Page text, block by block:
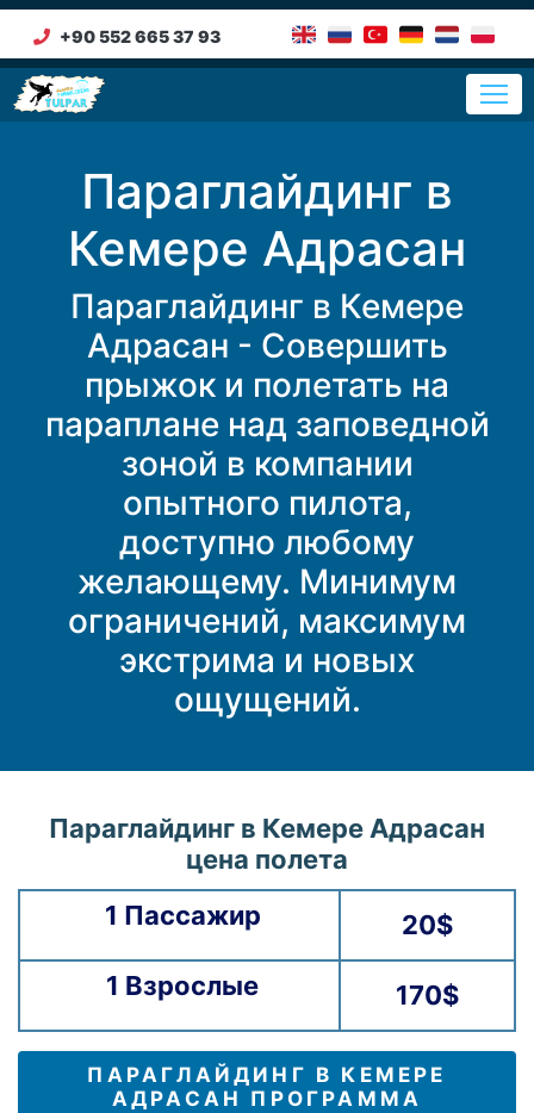
+90 552 665 37 93
Параглайдинг в
Кемере Адрасан
Параглайдинг в Кемере
Адрасан - Совершить
прыжок и полетать на
параплане над заповедной
зоной в компании
опытного пилота,
доступно любому
желающему. Минимум
ограничений, максимум
экстрима и новых
ощущений.
Параглайдинг в Кемере Адрасан
цена полета
1 Пассажир
20$
1 Взрослые
170$
ПАРАГЛАЙДИНГ В КЕМЕРЕ
АДРАСАН ПРОГРАММА